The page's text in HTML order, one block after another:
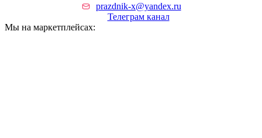
prazdnik-x@yandex.ru
Телеграм канал
Мы на маркетплейсах: